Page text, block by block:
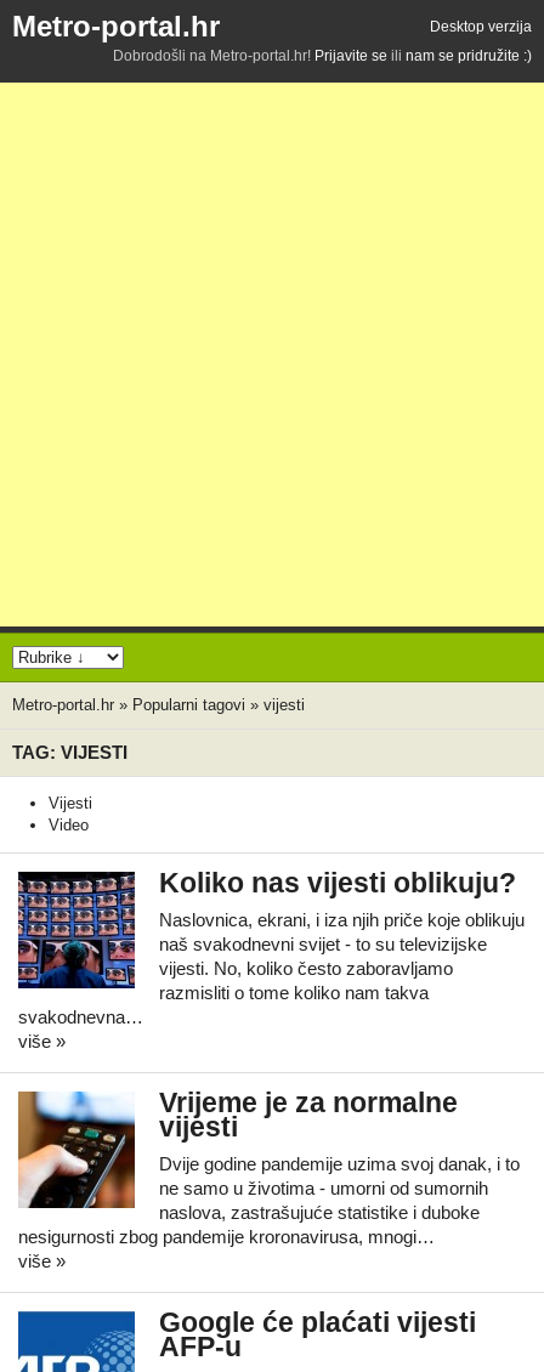
Metro-portal.hr
Desktop verzija
Dobrodošli na Metro-portal.hr! Prijavite se ili nam se pridružite :)
Metro-portal.hr » Popularni tagovi » vijesti
TAG: VIJESTI
Vijesti
Video
Koliko nas vijesti oblikuju?
Naslovnica, ekrani, i iza njih priče koje oblikuju
naš svakodnevni svijet - to su televizijske
vijesti. No, koliko često zaboravljamo
razmisliti o tome koliko nam takva
svakodnevna…
više »
Vrijeme je za normalne
vijesti
Dvije godine pandemije uzima svoj danak, i to
ne samo u životima - umorni od sumornih
naslova, zastrašujuće statistike i duboke
nesigurnosti zbog pandemije kroronavirusa, mnogi…
više »
Google će plaćati vijesti
AFP-u